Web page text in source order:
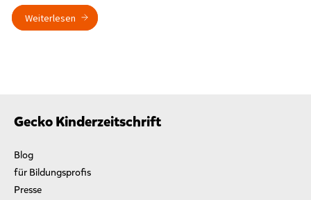
Weiterlesen
Gecko Kinderzeitschrift
Blog
für Bildungsprofis
Presse